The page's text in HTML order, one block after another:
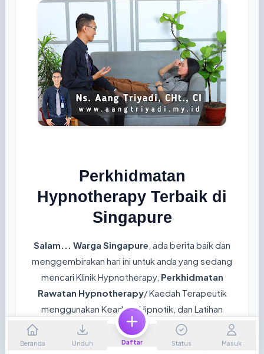
Perkhidmatan
Hypnotherapy Terbaik di
Singapure
Salam... Warga Singapure , ada berita baik dan
menggembirakan hari ini untuk anda yang sedang
mencari Klinik Hypnotherapy, Perkhidmatan
Rawatan Hypnotherapy/ Kaedah Terapeutik
menggunakan Keadaan Hipnotik, dan Latihan
Hypnotherapy di sekitar kawasan Singapure
secara
offline atau online,
sebelum itu, sila
Beranda Unduh Daftar Status Masuk